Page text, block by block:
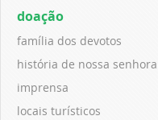
doação
família dos devotos
história de nossa senhora
imprensa
locais turísticos